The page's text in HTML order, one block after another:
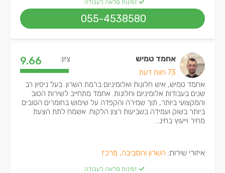
זמינות מלאה לעבודה
055-4538580
אחמד טמיש
73 חוות דעת
ציון: 9.66
אחמד טמיש, איש חלונות ואלומיניום ברמת השרון. בעל ניסיון רב
שנים בעבודות אלומיניום וחלונות. אחמד מתחייב לשירות הטוב
והמקצועי ביותר, תוך שמירה והקפדה על שימוש בחומרים הטובים
ביותר בשוק ועמידה בשביעות רצון הלקוח. אשמח לתת הצעת
מחיר וייעוץ בחינ...
איזורי שירות: השרון והסביבה, מרכז
זמינות מלאה לעבודה